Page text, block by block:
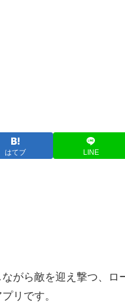
はてブ LINE
がら敵を迎え撃つ、ロ
リです。